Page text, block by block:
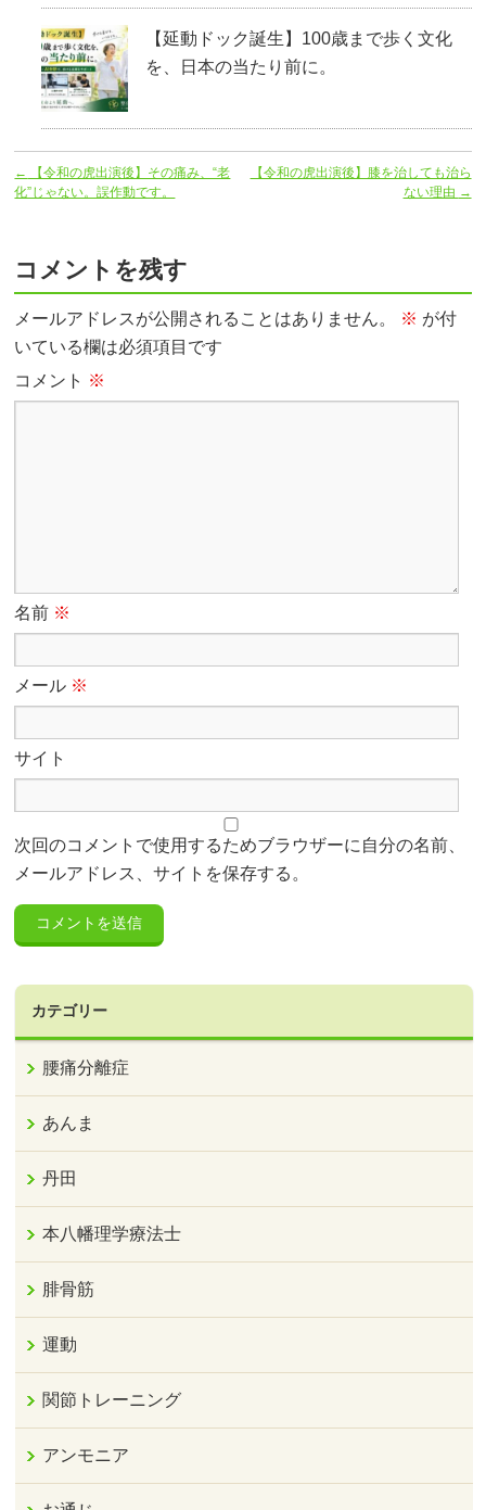
【延動ドック誕生】100歳まで歩く文化
を、日本の当たり前に。
←
【令和の虎出演後】その痛み、“老
化”じゃない。誤作動です。
【令和の虎出演後】膝を治しても治ら
ない理由 →
コメントを残す
メールアドレスが公開されることはありません。 ※ が付
いている欄は必須項目です
コメント ※
名前 ※
メール ※
サイト
次回のコメントで使用するためブラウザーに自分の名前、
メールアドレス、サイトを保存する。
カテゴリー
腰痛分離症
あんま
丹田
本八幡理学療法士
腓骨筋
運動
関節トレーニング
アンモニア